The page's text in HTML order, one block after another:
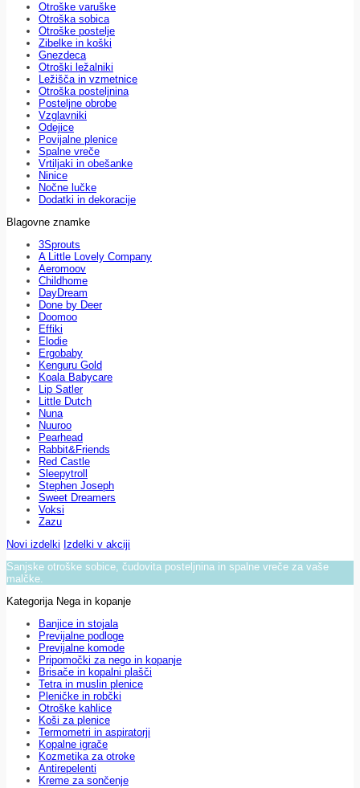
Otroške varuške
Otroška sobica
Otroške postelje
Zibelke in koški
Gnezdeca
Otroški ležalniki
Ležišča in vzmetnice
Otroška posteljnina
Posteljne obrobe
Vzglavniki
Odejice
Povijalne plenice
Spalne vreče
Vrtiljaki in obešanke
Ninice
Nočne lučke
Dodatki in dekoracije
Blagovne znamke
3Sprouts
A Little Lovely Company
Aeromoov
Childhome
DayDream
Done by Deer
Doomoo
Effiki
Elodie
Ergobaby
Kenguru Gold
Koala Babycare
Lip Satler
Little Dutch
Nuna
Nuuroo
Pearhead
Rabbit&Friends
Red Castle
Sleepytroll
Stephen Joseph
Sweet Dreamers
Voksi
Zazu
Novi izdelki Izdelki v akciji
Sanjske otroške sobice, čudovita posteljnina in spalne vreče za vaše
malčke.
Kategorija Nega in kopanje
Banjice in stojala
Previjalne podloge
Previjalne komode
Pripomočki za nego in kopanje
Brisače in kopalni plašči
Tetra in muslin plenice
Pleničke in robčki
Otroške kahlice
Koši za plenice
Termometri in aspiratorji
Kopalne igrače
Kozmetika za otroke
Antirepelenti
Kreme za sončenje